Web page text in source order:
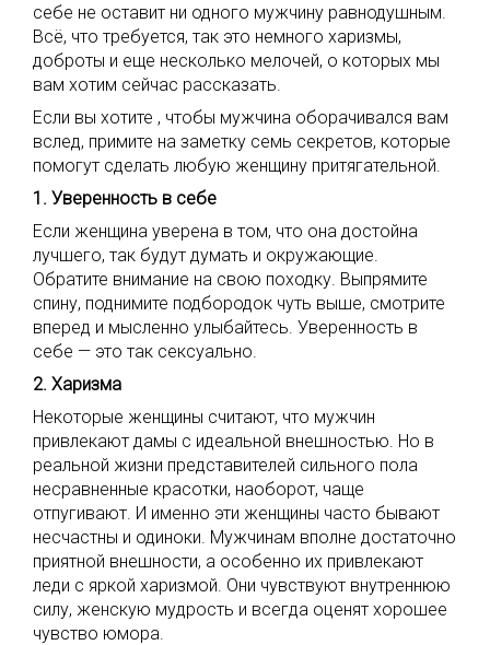
себе не оставит ни одного мужчину равнодушным.
Всё, что требуется, так это немного харизмы,
доброты и еще несколько мелочей, о которых мы
вам хотим сейчас рассказать.
Если вы хотите , чтобы мужчина оборачивался вам
вслед, примите на заметку семь секретов, которые
помогут сделать любую женщину притягательной.
1. Уверенность в себе
Если женщина уверена в том, что она достойна
лучшего, так будут думать и окружающие.
Обратите внимание на свою походку. Выпрямите
спину, поднимите подбородок чуть выше, смотрите
вперед и мысленно улыбайтесь. Уверенность в
себе — это так сексуально.
2. Харизма
Некоторые женщины считают, что мужчин
привлекают дамы с идеальной внешностью. Но в
реальной жизни представителей сильного пола
несравненные красотки, наоборот, чаще
отпугивают. И именно эти женщины часто бывают
несчастны и одиноки. Мужчинам вполне достаточно
приятной внешности, а особенно их привлекают
леди с яркой харизмой. Они чувствуют внутреннюю
силу, женскую мудрость и всегда оценят хорошее
чувство юмора.